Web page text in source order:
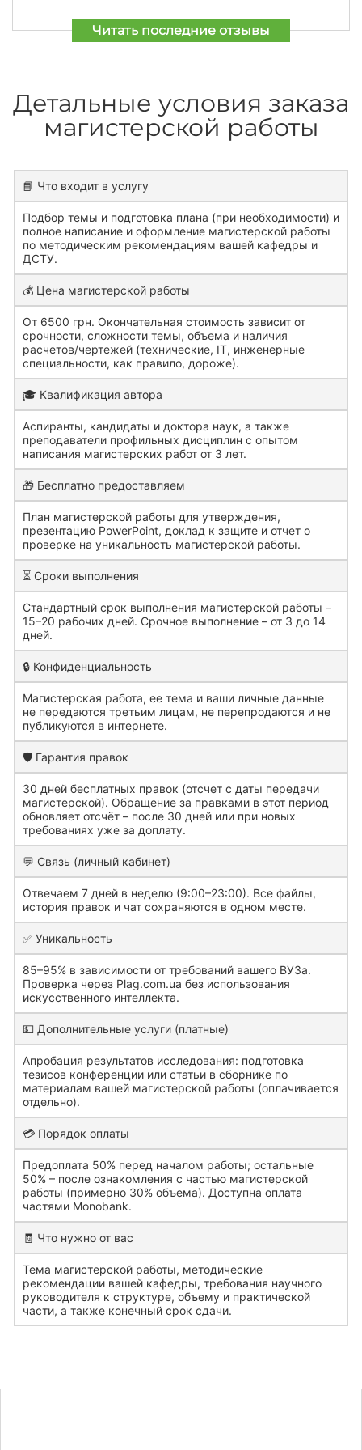
Читать последние отзывы
Детальные условия заказа
магистерской работы
📘 Что входит в услугу
Подбор темы и подготовка плана (при необходимости) и
полное написание и оформление магистерской работы
по методическим рекомендациям вашей кафедры и
ДСТУ.
💰 Цена магистерской работы
От 6500 грн. Окончательная стоимость зависит от
срочности, сложности темы, объема и наличия
расчетов/чертежей (технические, IT, инженерные
специальности, как правило, дороже).
🎓 Квалификация автора
Аспиранты, кандидаты и доктора наук, а также
преподаватели профильных дисциплин с опытом
написания магистерских работ от 3 лет.
🎁 Бесплатно предоставляем
План магистерской работы для утверждения,
презентацию PowerPoint, доклад к защите и отчет о
проверке на уникальность магистерской работы.
⏳ Сроки выполнения
Стандартный срок выполнения магистерской работы –
15–20 рабочих дней. Срочное выполнение – от 3 до 14
дней.
🔒 Конфиденциальность
Магистерская работа, ее тема и ваши личные данные
не передаются третьим лицам, не перепродаются и не
публикуются в интернете.
🛡️ Гарантия правок
30 дней бесплатных правок (отсчет с даты передачи
магистерской). Обращение за правками в этот период
обновляет отсчёт – после 30 дней или при новых
требованиях уже за доплату.
💬 Связь (личный кабинет)
Отвечаем 7 дней в неделю (9:00–23:00). Все файлы,
история правок и чат сохраняются в одном месте.
✅ Уникальность
85–95% в зависимости от требований вашего ВУЗа.
Проверка через Plag.com.ua без использования
искусственного интеллекта.
💵 Дополнительные услуги (платные)
Апробация результатов исследования: подготовка
тезисов конференции или статьи в сборнике по
материалам вашей магистерской работы (оплачивается
отдельно).
💳 Порядок оплаты
Предоплата 50% перед началом работы; остальные
50% – после ознакомления с частью магистерской
работы (примерно 30% объема). Доступна оплата
частями Monobank.
🧾 Что нужно от вас
Тема магистерской работы, методические
рекомендации вашей кафедры, требования научного
руководителя к структуре, объему и практической
части, а также конечный срок сдачи.